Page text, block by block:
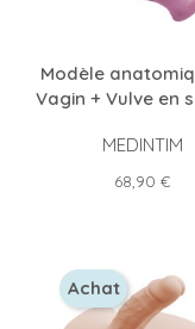
Modèle
Vagin + Vulve en
MEDINTIM
Prix
68,90 €
Achat